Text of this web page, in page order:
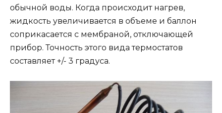
обычной воды. Когда происходит нагрев,
жидкость увеличивается в объеме и баллон
соприкасается с мембраной, отключающей
прибор. Точность этого вида термостатов
составляет +/- 3 градуса.